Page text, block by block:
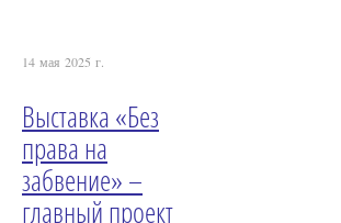
14 мая 2025 г.
Выставка «Без
права на
забвение» –
главный проект